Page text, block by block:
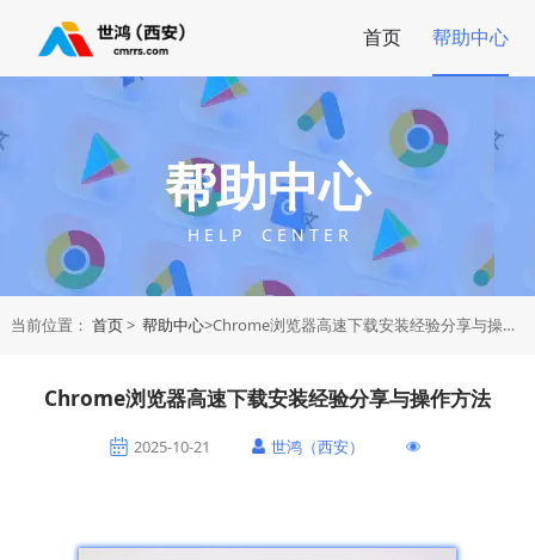
首页 帮助中心
帮助中心
H E L P C E N T E R
当前位置： 首页> 帮助中心>Chrome浏览器高速下载安装经验分享与操作方法
Chrome浏览器高速下载安装经验分享与操作方法
2025-10-21 世鸿（西安）